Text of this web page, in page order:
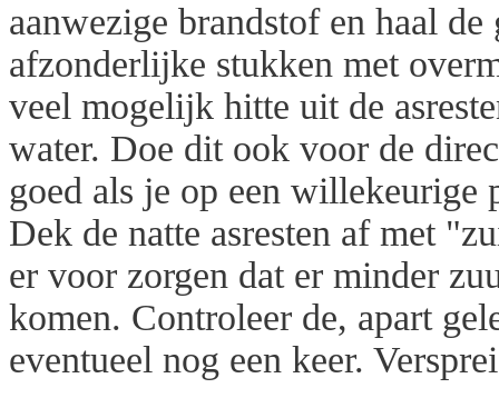
aanwezige brandstof en haal
afzonderlijke stukken met
veel mogelijk hitte uit de
water. Doe dit ook voor de
goed als je op een willekeurige
Dek de natte asresten af met
er voor zorgen dat er minder
komen. Controleer de, apart
eventueel nog een keer.